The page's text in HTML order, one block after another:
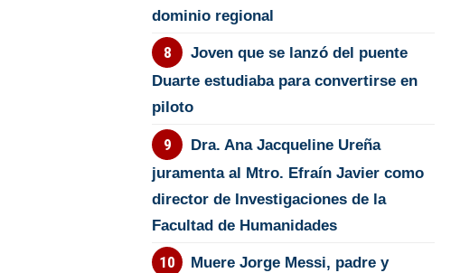
dominio regional
Joven que se lanzó del puente
Duarte estudiaba para convertirse en
piloto
Dra. Ana Jacqueline Ureña
juramenta al Mtro. Efraín Javier como
director de Investigaciones de la
Facultad de Humanidades
Muere Jorge Messi, padre y